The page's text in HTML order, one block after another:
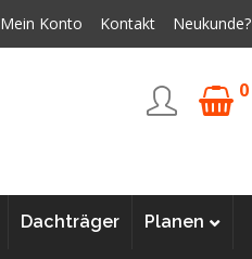
Mein Konto Kontakt Neukunde?
0
Dachträger Planen